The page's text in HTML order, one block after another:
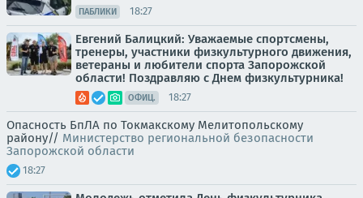
ПАБЛИКИ 18:27
Евгений Балицкий: Уважаемые спортсмены,
тренеры, участники физкультурного движения,
ветераны и любители спорта Запорожской
области! Поздравляю с Днем физкультурника!
ОФИЦ. 18:27
Опасность БпЛА по Токмакскому Мелитопольскому
району// Министерство региональной безопасности
Запорожской области
18:27